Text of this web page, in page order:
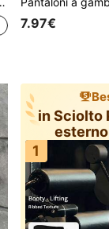
7.97€
in Sciolto
1